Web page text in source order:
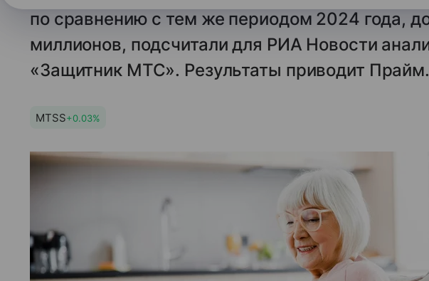
по сравнению с тем же периодом 2024 года,
миллионов, подсчитали для РИА Новости
«Защитник МТС». Результаты приводит Прайм.
MTSS+0.03%